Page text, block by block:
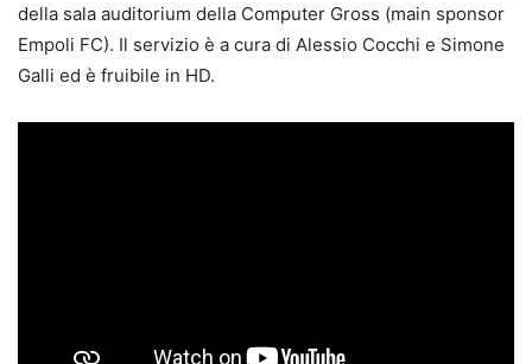
della sala auditorium della Computer Gross (main sponsor
Empoli FC). Il servizio è a cura di Alessio Cocchi e Simone
Galli ed è fruibile in HD.